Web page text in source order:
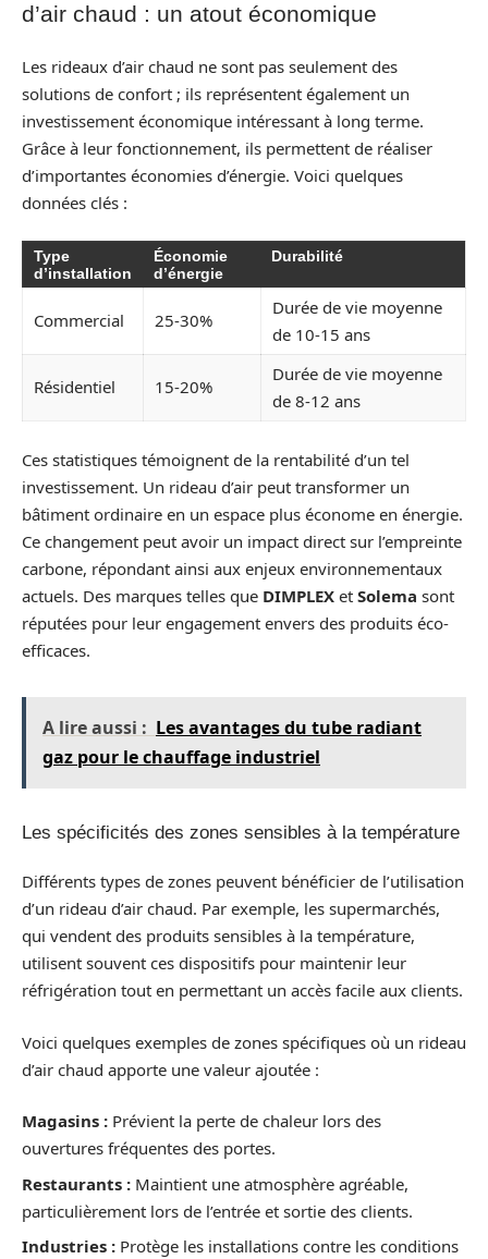
d’air chaud : un atout économique
Les rideaux d’air chaud ne sont pas seulement des
solutions de confort ; ils représentent également un
investissement économique intéressant à long terme.
Grâce à leur fonctionnement, ils permettent de réaliser
d’importantes économies d’énergie. Voici quelques
données clés :
Type
d’installation
Économie
d’énergie
Durabilité
Commercial 25-30%
Durée de vie moyenne
de 10-15 ans
Résidentiel 15-20%
Durée de vie moyenne
de 8-12 ans
Ces statistiques témoignent de la rentabilité d’un tel
investissement. Un rideau d’air peut transformer un
bâtiment ordinaire en un espace plus économe en énergie.
Ce changement peut avoir un impact direct sur l’empreinte
carbone, répondant ainsi aux enjeux environnementaux
actuels. Des marques telles que DIMPLEX et Solema sont
réputées pour leur engagement envers des produits éco-
efficaces.
A lire aussi : Les avantages du tube radiant
gaz pour le chauffage industriel
Les spécificités des zones sensibles à la température
Différents types de zones peuvent bénéficier de l’utilisation
d’un rideau d’air chaud. Par exemple, les supermarchés,
qui vendent des produits sensibles à la température,
utilisent souvent ces dispositifs pour maintenir leur
réfrigération tout en permettant un accès facile aux clients.
Voici quelques exemples de zones spécifiques où un rideau
d’air chaud apporte une valeur ajoutée :
Magasins : Prévient la perte de chaleur lors des
ouvertures fréquentes des portes.
Restaurants : Maintient une atmosphère agréable,
particulièrement lors de l’entrée et sortie des clients.
Industries : Protège les installations contre les conditions